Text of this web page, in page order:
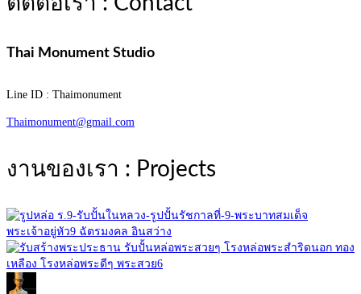
Thai Monument Studio
Line ID : Thaimonument
Thaimonument@gmail.com
งานของเรา : Projects